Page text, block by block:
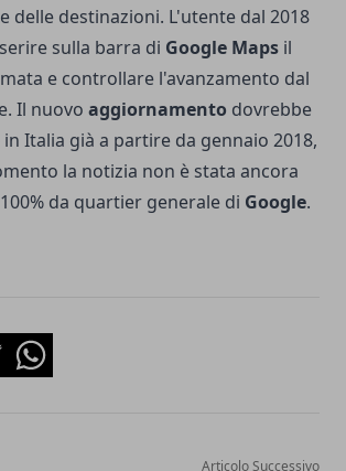
delle destinazioni. L'utente dal 2018
sulla barra di Google Maps il
e controllare l'avanzamento dal
Il nuovo aggiornamento dovrebbe
Italia già a partire da gennaio 2018,
la notizia non è stata ancora
da quartier generale di Google.
Whatsapp
Articolo Successivo